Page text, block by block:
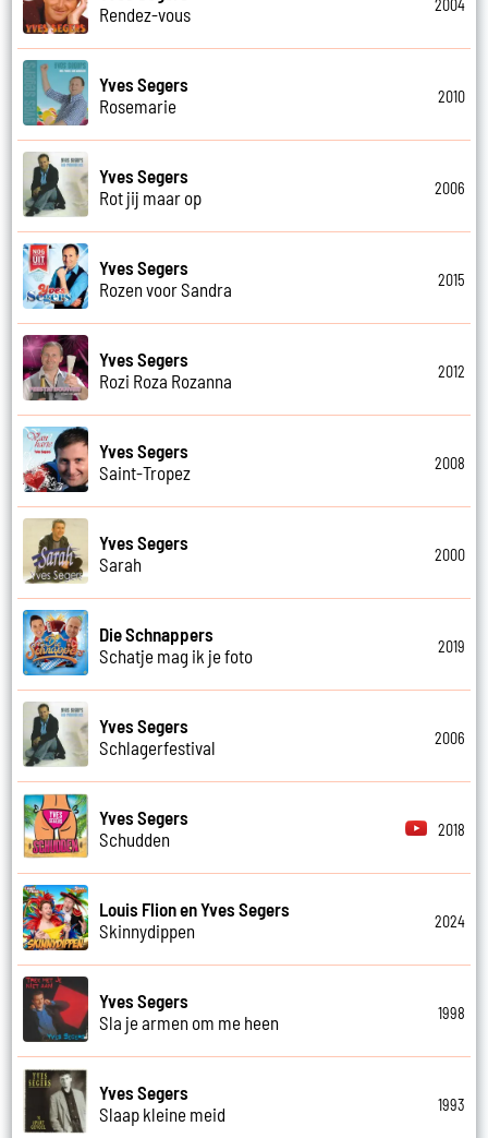
Rendez-vous
2004
Yves Segers
Rosemarie
2010
Yves Segers
Rot jij maar op
2006
Yves Segers
Rozen voor Sandra
2015
Yves Segers
Rozi Roza Rozanna
2012
Yves Segers
Saint-Tropez
2008
Yves Segers
Sarah
2000
Die Schnappers
Schatje mag ik je foto
2019
Yves Segers
Schlagerfestival
2006
Yves Segers
Schudden
2018
Louis Flion en Yves Segers
Skinnydippen
2024
Yves Segers
Sla je armen om me heen
1998
Yves Segers
Slaap kleine meid
1993